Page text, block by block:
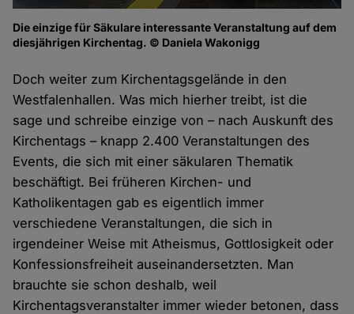
Die einzige für Säkulare interessante Veranstaltung auf dem
diesjährigen Kirchentag. © Daniela Wakonigg
Doch weiter zum Kirchentagsgelände in den
Westfalenhallen. Was mich hierher treibt, ist die
sage und schreibe einzige von – nach Auskunft des
Kirchentags – knapp 2.400 Veranstaltungen des
Events, die sich mit einer säkularen Thematik
beschäftigt. Bei früheren Kirchen- und
Katholikentagen gab es eigentlich immer
verschiedene Veranstaltungen, die sich in
irgendeiner Weise mit Atheismus, Gottlosigkeit oder
Konfessionsfreiheit auseinandersetzten. Man
brauchte sie schon deshalb, weil
Kirchentagsveranstalter immer wieder betonen, dass